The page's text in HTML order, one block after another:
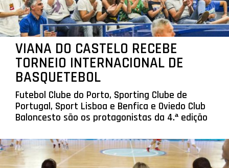
VIANA DO CASTELO RECEBE
TORNEIO INTERNACIONAL DE
BASQUETEBOL
Futebol Clube do Porto, Sporting Clube de
Portugal, Sport Lisboa e Benfica e Oviedo Club
Baloncesto são os protagonistas da 4.ª edição